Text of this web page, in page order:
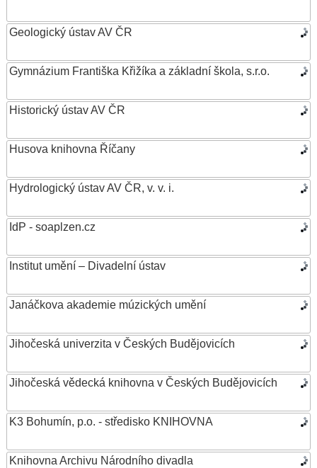
Geologický ústav AV ČR
Gymnázium Františka Křižíka a základní škola, s.r.o.
Historický ústav AV ČR
Husova knihovna Říčany
Hydrologický ústav AV ČR, v. v. i.
IdP - soaplzen.cz
Institut umění – Divadelní ústav
Janáčkova akademie múzických umění
Jihočeská univerzita v Českých Budějovicích
Jihočeská vědecká knihovna v Českých Budějovicích
K3 Bohumín, p.o. - středisko KNIHOVNA
Knihovna Archivu Národního divadla